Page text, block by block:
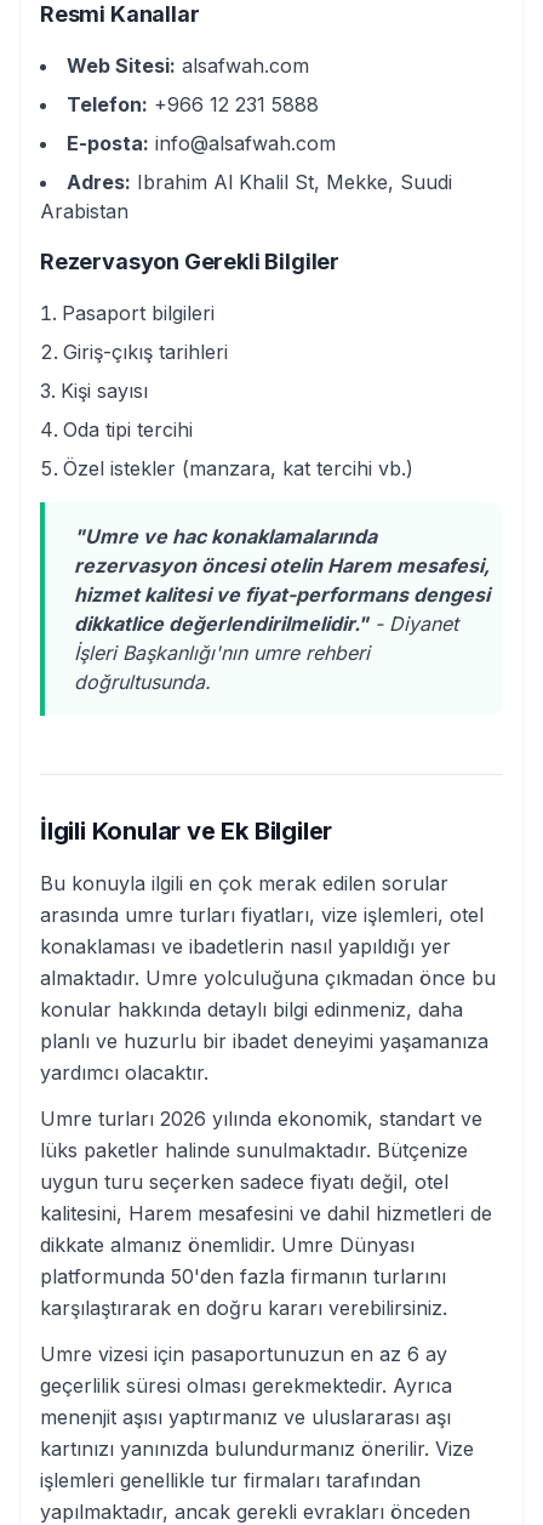
Resmi Kanallar
Web Sitesi: alsafwah.com
Telefon: +966 12 231 5888
E-posta: info@alsafwah.com
Adres: Ibrahim Al Khalil St, Mekke, Suudi
Arabistan
Rezervasyon Gerekli Bilgiler
Pasaport bilgileri
Giriş-çıkış tarihleri
Kişi sayısı
Oda tipi tercihi
Özel istekler (manzara, kat tercihi vb.)
"Umre ve hac konaklamalarında
rezervasyon öncesi otelin Harem mesafesi,
hizmet kalitesi ve fiyat-performans dengesi
dikkatlice değerlendirilmelidir."- Diyanet
İşleri Başkanlığı'nın umre rehberi
doğrultusunda.
İlgili Konular ve Ek Bilgiler
Bu konuyla ilgili en çok merak edilen sorular
arasında umre turları fiyatları, vize işlemleri, otel
konaklaması ve ibadetlerin nasıl yapıldığı yer
almaktadır. Umre yolculuğuna çıkmadan önce bu
konular hakkında detaylı bilgi edinmeniz, daha
planlı ve huzurlu bir ibadet deneyimi yaşamanıza
yardımcı olacaktır.
Umre turları 2026 yılında ekonomik, standart ve
lüks paketler halinde sunulmaktadır. Bütçenize
uygun turu seçerken sadece fiyatı değil, otel
kalitesini, Harem mesafesini ve dahil hizmetleri de
dikkate almanız önemlidir. Umre Dünyası
platformunda 50'den fazla firmanın turlarını
karşılaştırarak en doğru kararı verebilirsiniz.
Umre vizesi için pasaportunuzun en az 6 ay
geçerlilik süresi olması gerekmektedir. Ayrıca
menenjit aşısı yaptırmanız ve uluslararası aşı
kartınızı yanınızda bulundurmanız önerilir. Vize
işlemleri genellikle tur firmaları tarafından
yapılmaktadır, ancak gerekli evrakları önceden